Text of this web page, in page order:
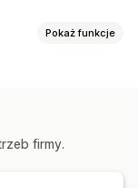
Pokaż funkcje
firmy.